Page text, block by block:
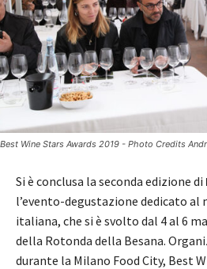
Best Wine Stars Awards 2019 - Photo Credits
Si è conclusa la seconda edizione di
l’evento-degustazione dedicato al
italiana, che si è svolto dal 4 al 6
della Rotonda della Besana.
durante la Milano Food City, Best